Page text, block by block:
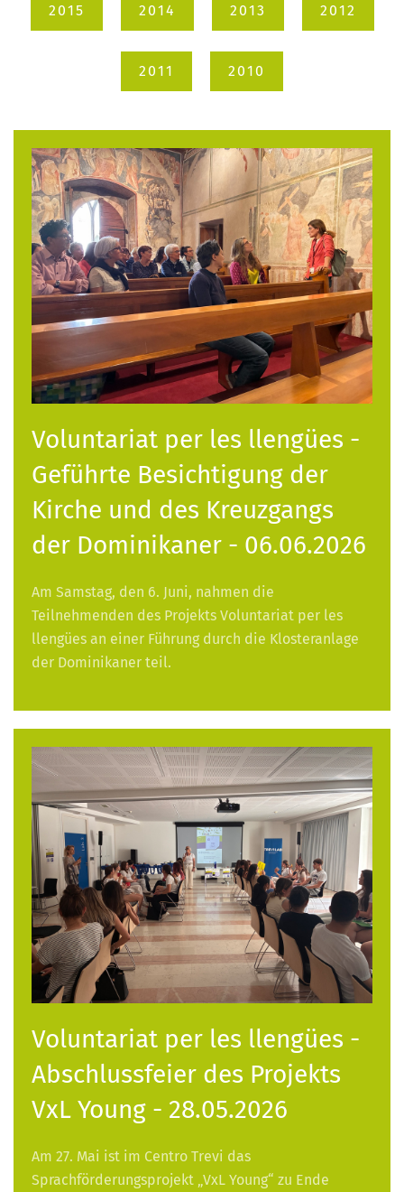
2015 2014 2013 2012
2011 2010
Voluntariat per les llengües -
Geführte Besichtigung der
Kirche und des Kreuzgangs
der Dominikaner - 06.06.2026
Am Samstag, den 6. Juni, nahmen die
Teilnehmenden des Projekts Voluntariat per les
llengües an einer Führung durch die Klosteranlage
der Dominikaner teil.
Voluntariat per les llengües -
Abschlussfeier des Projekts
VxL Young - 28.05.2026
Am 27. Mai ist im Centro Trevi das
Sprachförderungsprojekt „VxL Young“ zu Ende